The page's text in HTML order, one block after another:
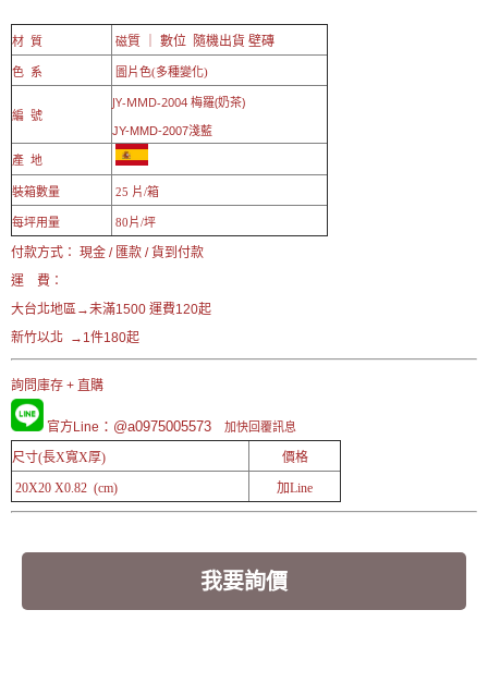
材 質 磁質 ｜ 數位 隨機出貨 壁磚
色 系 圖片色(多種變化)
編 號
JY-MMD-2004 梅羅(奶茶)
JY-MMD-2007淺藍
產 地
裝箱數量 25 片/箱
每坪用量 80片/坪
付款方式： 現金 / 匯款 / 貨到付款
運 費：
大台北地區→未滿1500 運費120起
新竹以北 →1件180起
詢問庫存 + 直購
官方Line ：@a0975005573 加快回覆訊息
尺寸(長X寬X厚)
價格
20X20 X0.82 (cm)
加Line
我要詢價